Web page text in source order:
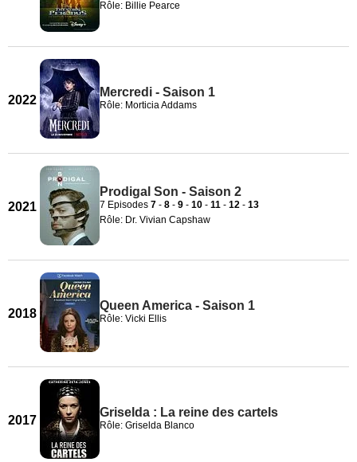
Rôle: Billie Pearce
2022
Mercredi - Saison 1
Rôle: Morticia Addams
2021
Prodigal Son - Saison 2
7 Episodes 7 - 8 - 9 - 10 - 11 - 12 - 13
Rôle: Dr. Vivian Capshaw
2018
Queen America - Saison 1
Rôle: Vicki Ellis
2017
Griselda : La reine des cartels
Rôle: Griselda Blanco